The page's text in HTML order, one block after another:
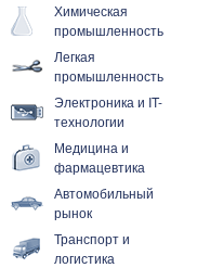
Химическая
промышленность
Легкая
промышленность
Электроника и IT-
технологии
Медицина и
фармацевтика
Автомобильный
рынок
Транспорт и
логистика